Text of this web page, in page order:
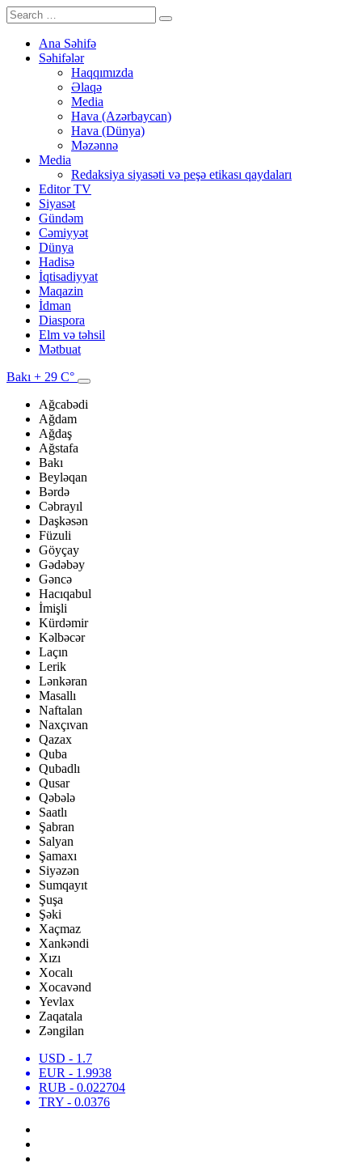
Ana Səhifə
Səhifələr
Haqqımızda
Əlaqə
Media
Hava (Azərbaycan)
Hava (Dünya)
Məzənnə
Media
Redaksiya siyasəti və peşə etikası qaydaları
Editor TV
Siyasət
Gündəm
Cəmiyyət
Dünya
Hadisə
İqtisadiyyat
Maqazin
İdman
Diaspora
Elm və təhsil
Mətbuat
Bakı + 29 C°
Ağcabədi
Ağdam
Ağdaş
Ağstafa
Bakı
Beyləqan
Bərdə
Cəbrayıl
Daşkəsən
Füzuli
Göyçay
Gədəbəy
Gəncə
Hacıqabul
İmişli
Kürdəmir
Kəlbəcər
Laçın
Lerik
Lənkəran
Masallı
Naftalan
Naxçıvan
Qazax
Quba
Qubadlı
Qusar
Qəbələ
Saatlı
Şabran
Salyan
Şamaxı
Siyəzən
Sumqayıt
Şuşa
Şəki
Xaçmaz
Xankəndi
Xızı
Xocalı
Xocavənd
Yevlax
Zaqatala
Zəngilan
USD - 1.7
EUR - 1.9938
RUB - 0.022704
TRY - 0.0376